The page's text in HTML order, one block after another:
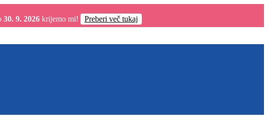
30. 9. 2026 krijemo mi!
Preberi več tukaj